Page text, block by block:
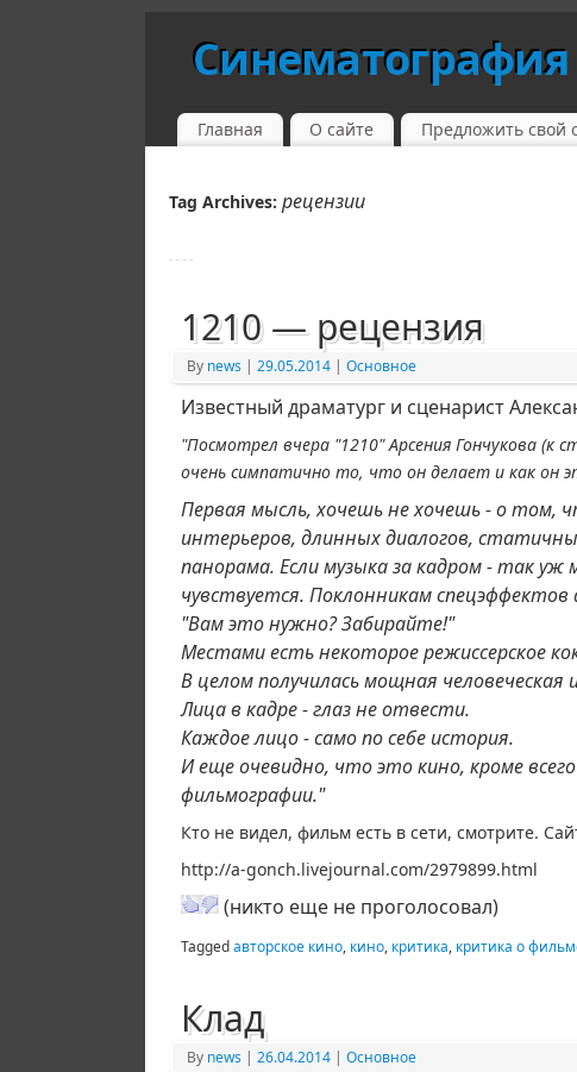
Синематография
Главная О сайте Предложить свой
Tag Archives: рецензии
1210 — рецензия
By news | 29.05.2014 | Основное
Известный драматург и сценарист
"Посмотрел вчера "1210" Арсения Гончукова (к
очень симпатично то, что он делает и как он
Первая мысль, хочешь не хочешь - о
интерьеров, длинных диалогов,
панорама. Если музыка за кадром - так
чувствуется. Поклонникам
"Вам это нужно? Забирайте!"
Местами есть некоторое режиссерское
В целом получилась мощная
Лица в кадре - глаз не отвести.
Каждое лицо - само по себе история.
И еще очевидно, что это кино, кроме
фильмографии."
Кто не видел, фильм есть в сети, смотрите.
http://a-gonch.livejournal.com/2979899.html
(никто еще не проголосовал)
Taggedавторское кино, кино, критика, критика о
Клад
By news | 26.04.2014 | Основное